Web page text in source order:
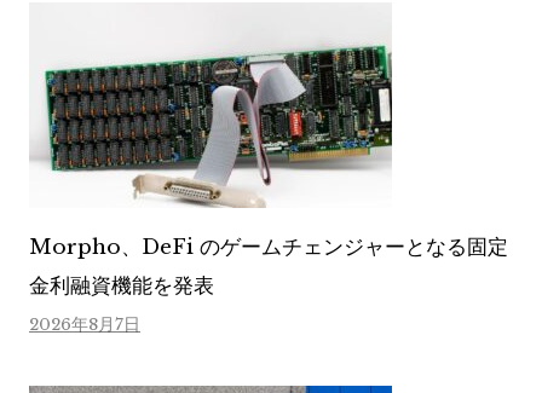
Morpho、DeFi のゲームチェンジャーとなる固定
金利融資機能を発表
2026年8月7日